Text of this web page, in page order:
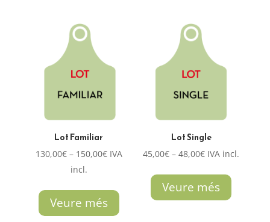
Lot Familiar
130,00€ – 150,00€Interval
130,00€
a
IVA
incl.
Veure més
Lot Single
45,00€ – 48,00€Interval
preus:
45,00€
IVA incl.
Veure més